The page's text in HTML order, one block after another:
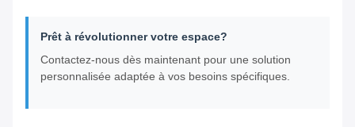
Prêt à révolutionner votre espace?
Contactez-nous dès maintenant pour une solution
personnalisée adaptée à vos besoins spécifiques.